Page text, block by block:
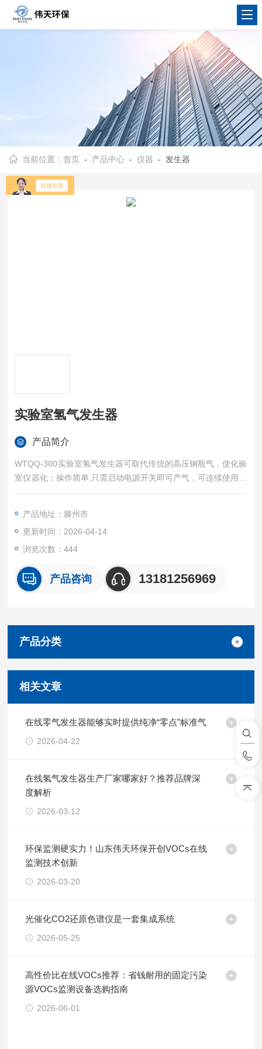
当前位置：首页 - 产品中心 -仪器 - 发生器
实验室氢气发生器
产品简介
WTQQ-300实验室氢气发生器可取代传统的高压钢瓶气，使化验
室仪器化；操作简单,只需启动电源开关即可产气，可连续使用，
也可间断使用；使用安全方便
产品地址：滕州市
更新时间：2026-04-14
浏览次数：444
产品咨询 13181256969
产品分类
相关文章
在线零气发生器能够实时提供纯净“零点”标准气
2026-04-22
在线氢气发生器生产厂家哪家好？推荐品牌深
度解析
2026-03-12
环保监测硬实力！山东伟天环保开创VOCs在线
监测技术创新
2026-03-20
光催化CO2还原色谱仪是一套集成系统
2026-05-25
高性价比在线VOCs推荐：省钱耐用的固定污染
源VOCs监测设备选购指南
2026-06-01